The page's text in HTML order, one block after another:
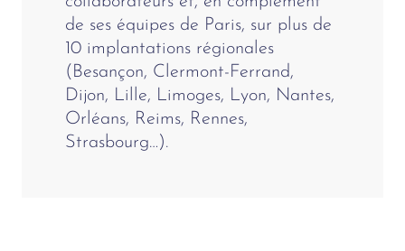
de ses équipes de Paris, sur plus de
10 implantations régionales
(Besançon, Clermont-Ferrand,
Dijon, Lille, Limoges, Lyon, Nantes,
Orléans, Reims, Rennes,
Strasbourg…).